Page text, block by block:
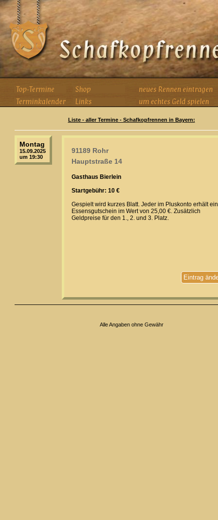
Liste - aller Termine - Schafkopfrennen in Bayern:
Montag
15.09.2025
um 19:30
91189 Rohr
Hauptstraße 14
Gasthaus Bierlein
Startgebühr: 10 €
Gespielt wird kurzes Blatt. Jeder im Pluskonto erhält
Essensgutschein im Wert von 25,00 €. Zusätzlich
Geldpreise für den 1., 2. und 3. Platz.
Eintrag
Alle Angaben ohne Gewähr